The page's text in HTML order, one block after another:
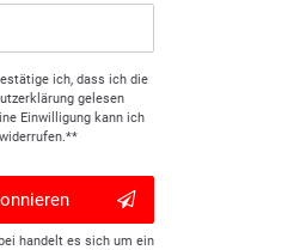
ich, dass ich die
gelesen
Einwilligung kann ich
handelt es sich um ein